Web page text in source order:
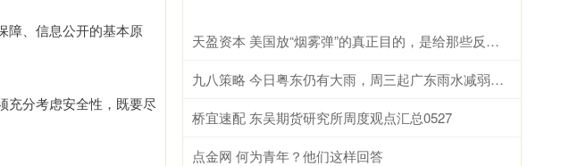
、信息公开的基本原
分考虑安全性，既要尽
天盈资本 美国放“烟雾弹”的真正目的，是给那些反对者打气，同时给中英关系添堵
九八策略 今日粤东仍有大雨，周三起广东雨水减弱、气温回升 | 天气早知道
桥宜速配 东吴期货研究所周度观点汇总0527
点金网 何为青年？他们这样回答